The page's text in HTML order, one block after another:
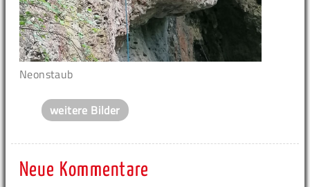
Neonstaub
weitere Bilder
Neue Kommentare